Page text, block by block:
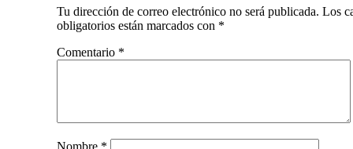
Tu dirección de correo electrónico no será publicada. Los
obligatorios están marcados con *
Comentario *
Nombre *